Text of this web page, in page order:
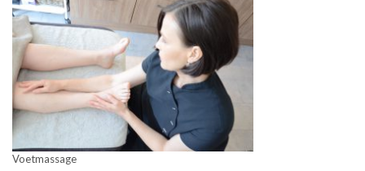
Voetmassage